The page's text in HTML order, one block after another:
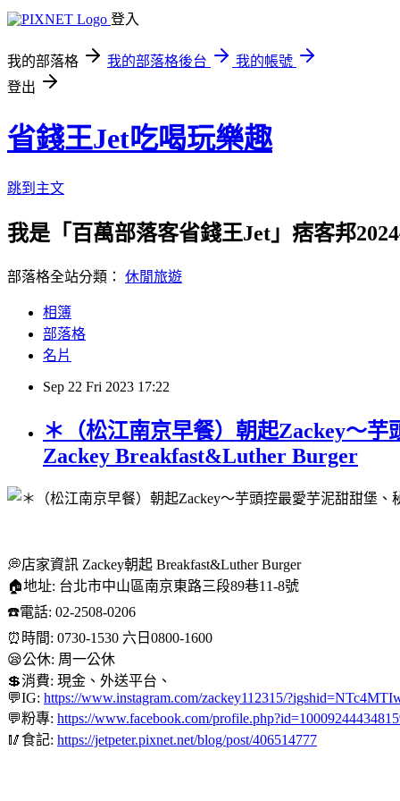
登入
我的部落格 我的部落格後台
我的帳號
登出
省錢王Jet吃喝玩樂趣
跳到主文
我是「百萬部落客省錢王Jet」痞客邦
部落格全站分類： 休閒旅遊
相簿
部落格
名片
Sep 22 Fri 2023 17:22
＊（松江南京早餐）朝起Zackey～
Zackey Breakfast&Luther Burger
💭店家資訊 Zackey朝起 Breakfast&Luther Burger
🏠地址: 台北市中山區南京東路三段89巷11-8號
☎️電話: 02-2508-0206
⏰時間: 0730-1530 六日0800-1600
😪公休: 周一公休
💲消費: 現金、外送平台、
💬IG: https://www.instagram.com/zackey112315/
💬粉專: https://www.facebook.com/
🥢食記: https://jetpeter.pixnet.net/blog/post/406514777